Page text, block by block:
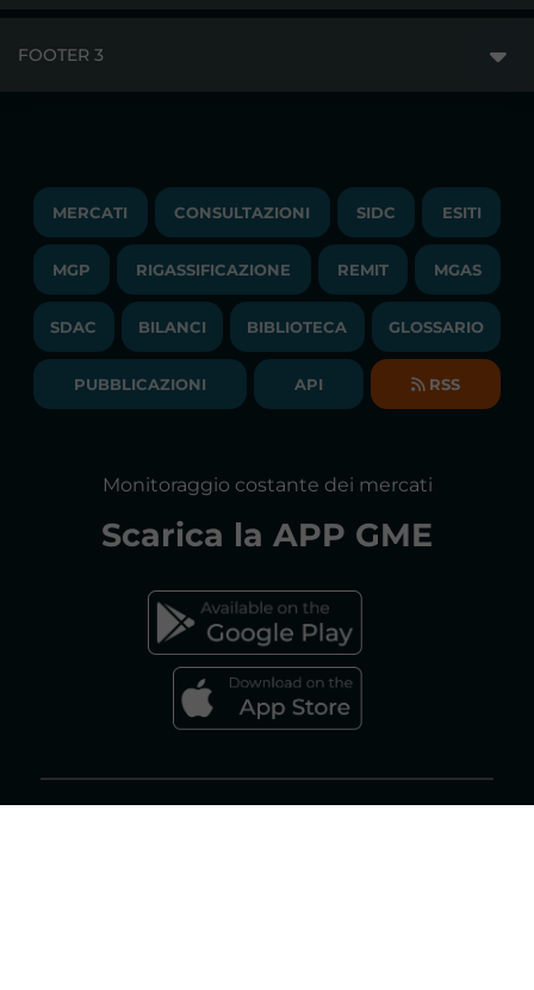
PUBBLICAZIONI
COMUNICATI/NEWS
NEWSLETTER
BILANCI DI ESERCIZIO
RELAZIONI ANNUALI
LAVORA CON NOI
CONTATTI
BANDI DI GARA E CONTRATTI
SOCIETA' TRASPARENTE
FOOTER 3
TRAYPORT M. ELETTRICO
LIQUIDITY PROVIDERS
BIBLIOTECA
GLOSSARIO
DICHIARAZIONE DI ACCESSIBILITÀ
FAQs MERCATO ELETTRICO
MERCATI CONSULTAZIONI SIDC ESITI
MGP RIGASSIFICAZIONE REMIT MGAS
SDAC BILANCI BIBLIOTECA GLOSSARIO
PUBBLICAZIONI API RSS
Monitoraggio costante dei mercati
Scarica la APP GME